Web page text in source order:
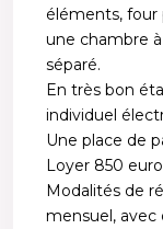
éléments, four
une chambre
séparé.
En très bon
individuel
Une place de
Loyer 850
Modalités de
mensuel,